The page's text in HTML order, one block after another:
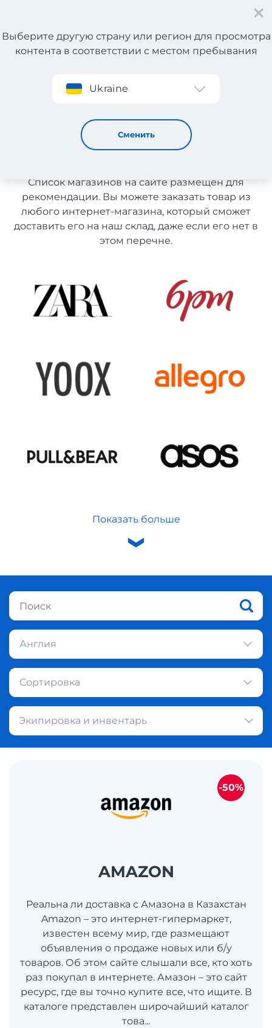
Регистрация
Выберите другую страну или регион для просмотра
контента в соответствии с местом пребывания
Ukraine
Сменить
Экипировка и инвентарь с доставкой в Казахстан
Экипировка и инвентарь с
доставкой в Казахстан
Список магазинов на сайте размещен для
рекомендации. Вы можете заказать товар из
любого интернет-магазина, который сможет
доставить его на наш склад, даже если его нет в
этом перечне.
Показать больше
Англия
Сортировка
Экипировка и инвентарь
AMAZON
Реальна ли доставка с Амазона в Казахстан
Amazon – это интернет-гипермаркет,
известен всему мир, где размещают
объявления о продаже новых или б/у
товаров. Об этом сайте слышали все, кто хоть
раз покупал в интернете. Амазон – это сайт
ресурс, где вы точно купите все, что ищите. В
каталоге представлен широчайший каталог
това...
-50%